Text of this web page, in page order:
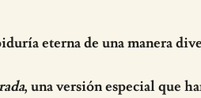
eterna de una manera
, una versión especial que